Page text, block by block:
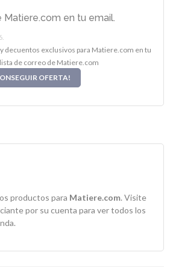
en tu email.
decuentos exclusivos para Matiere.com en tu
de correo de Matiere.com
OFERTA!
productos para Matiere.com. Visite
por su cuenta para ver todos los